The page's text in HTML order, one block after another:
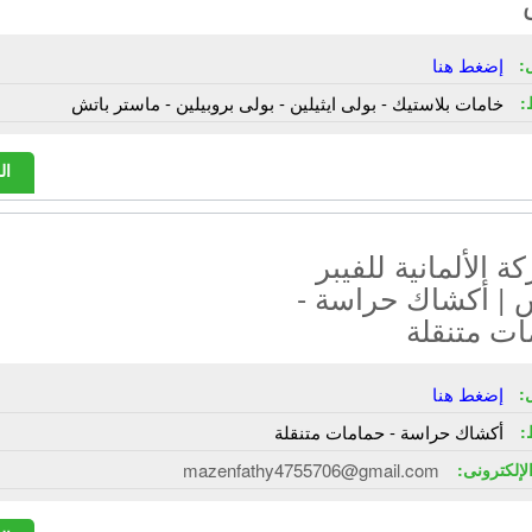
إضغط هنا
خامات بلاستيك - بولى ايثيلين - بولى بروبيلين - ماستر باتش
الألمانية للفيبر
| أكشاك حراسة -
متنقلة
إضغط هنا
أكشاك حراسة - حمامات متنقلة
mazenfathy4755706@gmail.com